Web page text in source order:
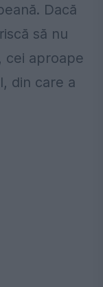
Dacă
să nu
cei aproape
din care a